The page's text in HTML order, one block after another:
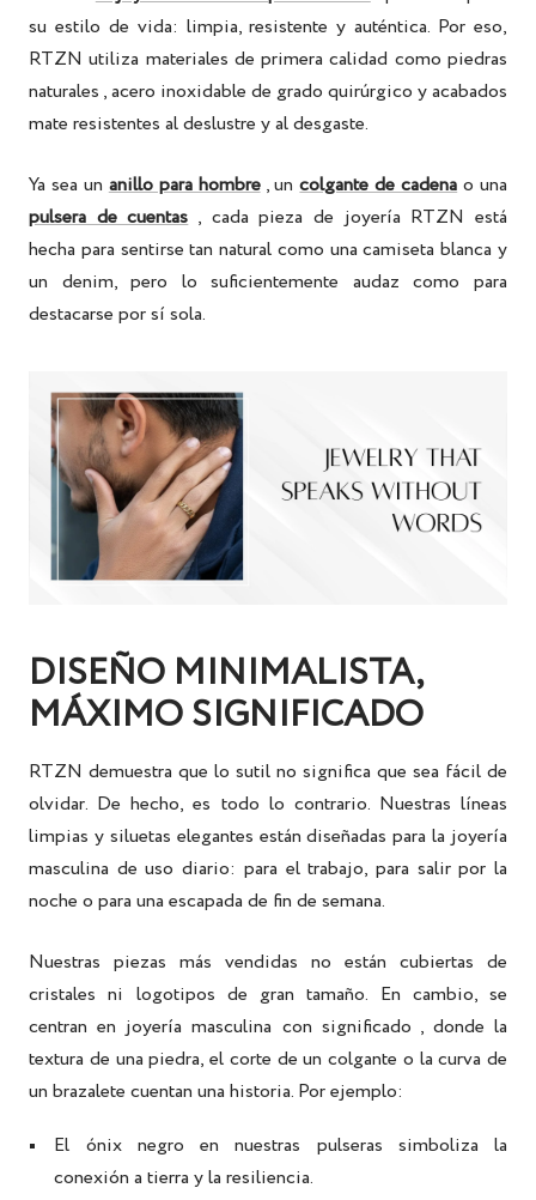
su estilo de vida: limpia, resistente y auténtica. Por eso,
RTZN utiliza materiales de primera calidad como piedras
naturales , acero inoxidable de grado quirúrgico y acabados
mate resistentes al deslustre y al desgaste.
Ya sea un anillo para hombre , uncolgante de cadena o una
pulsera de cuentas, cada pieza de joyería RTZN está
hecha para sentirse tan natural como una camiseta blanca y
un denim, pero lo suficientemente audaz como para
destacarse por sí sola.
DISEÑO MINIMALISTA,
MÁXIMO SIGNIFICADO
RTZN demuestra que lo sutil no significa que sea fácil de
olvidar. De hecho, es todo lo contrario. Nuestras líneas
limpias y siluetas elegantes están diseñadas para la joyería
masculina de uso diario: para el trabajo, para salir por la
noche o para una escapada de fin de semana.
Nuestras piezas más vendidas no están cubiertas de
cristales ni logotipos de gran tamaño. En cambio, se
centran en joyería masculina con significado , donde la
textura de una piedra, el corte de un colgante o la curva de
un brazalete cuentan una historia. Por ejemplo:
El ónix negro
en nuestras pulseras simboliza la
conexión a tierra y la resiliencia.